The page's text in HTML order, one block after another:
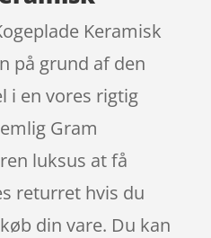
Keramisk
på grund af den
i en vores rigtig
Gram
luksus at få
returret hvis du
din vare. Du kan